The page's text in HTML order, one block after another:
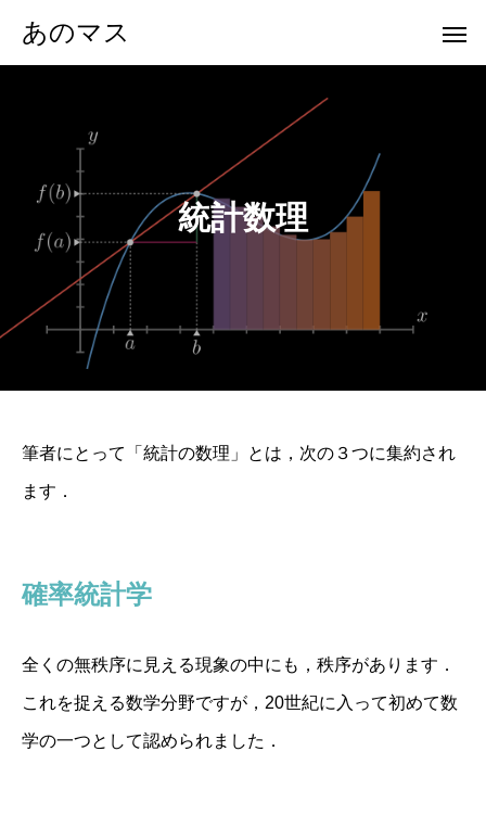
あのマス
統計数理
筆者にとって「統計の数理」とは，次の３つに集約され
ます．
確率統計学
全くの無秩序に見える現象の中にも，秩序があります．
これを捉える数学分野ですが，20世紀に入って初めて数
学の一つとして認められました．